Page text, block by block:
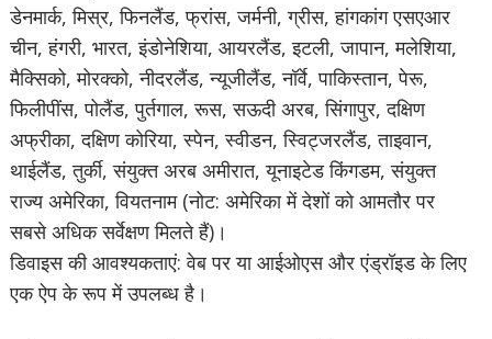
डेनमार्क, मिस्र, फिनलैंड, फ्रांस, जर्मनी, ग्रीस, हांगकांग एसएआर
चीन, हंगरी, भारत, इंडोनेशिया, आयरलैंड, इटली, जापान, मलेशिया,
मैक्सिको, मोरक्को, नीदरलैंड, न्यूजीलैंड, नॉर्वे, पाकिस्तान, पेरू,
फिलीपींस, पोलैंड, पुर्तगाल, रूस, सऊदी अरब, सिंगापुर, दक्षिण
अफ्रीका, दक्षिण कोरिया, स्पेन, स्वीडन, स्विट्जरलैंड, ताइवान,
थाईलैंड, तुर्की, संयुक्त अरब अमीरात, यूनाइटेड किंगडम, संयुक्त
राज्य अमेरिका, वियतनाम (नोट: अमेरिका में देशों को आमतौर पर
सबसे अधिक सर्वेक्षण मिलते हैं)।
डिवाइस की आवश्यकताएं: वेब पर या आईओएस और एंड्रॉइड के लिए
एक ऐप के रूप में उपलब्ध है।